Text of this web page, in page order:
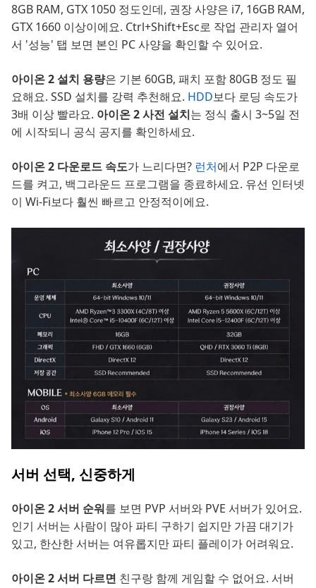
8GB RAM, GTX 1050 정도인데, 권장 사양은 i7, 16GB RAM,
GTX 1660 이상이에요. Ctrl+Shift+Esc로 작업 관리자 열어
서 '성능' 탭 보면 본인 PC 사양을 확인할 수 있어요.
아이온 2 설치 용량은 기본 60GB, 패치 포함 80GB 정도 필
요해요. SSD 설치를 강력 추천해요. HDD보다 로딩 속도가
3배 이상 빨라요. 아이온 2 사전 설치는 정식 출시 3~5일 전
에 시작되니 공식 공지를 확인하세요.
아이온 2 다운로드 속도가 느리다면? 런처에서 P2P 다운로
드를 켜고, 백그라운드 프로그램을 종료하세요. 유선 인터넷
이 Wi-Fi보다 훨씬 빠르고 안정적이에요.
서버 선택, 신중하게
아이온 2 서버 순워를 보면 PVP 서버와 PVE 서버가 있어요.
인기 서버는 사람이 많아 파티 구하기 쉽지만 가끔 대기가
있고, 한산한 서버는 여유롭지만 파티 플레이가 어려워요.
아이온 2 서버 다르면 친구랑 함께 게임할 수 없어요. 서버